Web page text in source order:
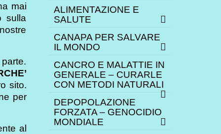
mai
sulla
sito.
per
al
ALIMENTAZIONE E
SALUTE
CANAPA PER SALVARE
IL MONDO
CANCRO E MALATTIE IN
GENERALE – CURARLE
CON METODI NATURALI
DEPOPOLAZIONE
FORZATA – GENOCIDIO
MONDIALE